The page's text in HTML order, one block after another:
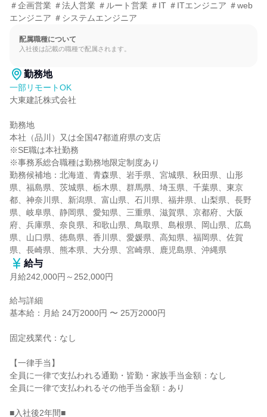
＃企画営業 ＃法人営業 ＃ルート営業 ＃IT ＃ITエンジニア ＃web
エンジニア ＃システムエンジニア
配属職種について
入社後は記載の職種で配属されます。
勤務地
一部リモートOK
大東建託株式会社
勤務地
本社（品川）又は全国47都道府県の支店
※SE職は本社勤務
※事務系総合職種は勤務地限定制度あり
勤務候補地：北海道、青森県、岩手県、宮城県、秋田県、山形
県、福島県、茨城県、栃木県、群馬県、埼玉県、千葉県、東京
都、神奈川県、新潟県、富山県、石川県、福井県、山梨県、長野
県、岐阜県、静岡県、愛知県、三重県、滋賀県、京都府、大阪
府、兵庫県、奈良県、和歌山県、鳥取県、島根県、岡山県、広島
県、山口県、徳島県、香川県、愛媛県、高知県、福岡県、佐賀
県、長崎県、熊本県、大分県、宮崎県、鹿児島県、沖縄県
給与
月給242,000円～252,000円
給与詳細
基本給：月給 24万2000円 〜 25万2000円
固定残業代：なし
【一律手当】
全員に一律で支払われる通勤・皆勤・家族手当金額：なし
全員に一律で支払われるその他手当金額：あり
■入社後2年間■